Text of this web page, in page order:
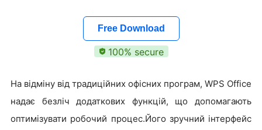
Free Download
100% secure
На відміну від традиційних офісних програм, WPS Office
надає безліч додаткових функцій, що допомагають
оптимізувати робочий процес.Його зручний інтерфейс